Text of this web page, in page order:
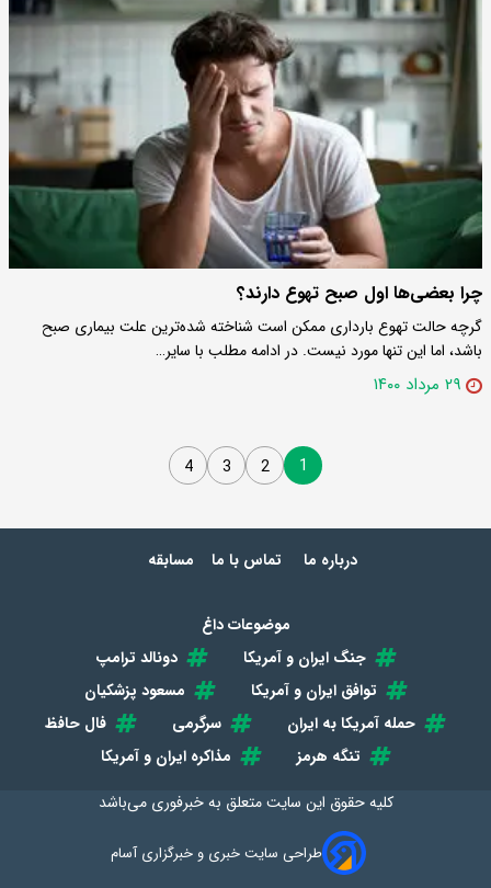
چرا بعضی‌ها اول صبح تهوع دارند؟
گرچه حالت تهوع بارداری ممکن است شناخته شده‌ترین علت بیماری صبح
باشد، اما این تنها مورد نیست. در ادامه مطلب با سایر…
۲۹ مرداد ۱۴۰۰
1
2
3
4
درباره ما تماس با ما مسابقه
موضوعات داغ
جنگ ایران و آمریکا
دونالد ترامپ
توافق ایران و آمریکا
مسعود پزشکیان
حمله آمریکا به ایران
سرگرمی
فال حافظ
تنگه هرمز
مذاکره ایران و آمریکا
کلیه حقوق این سایت متعلق بهخبرفوری می‌باشد
طراحی سایت خبری و خبرگزاری آسام